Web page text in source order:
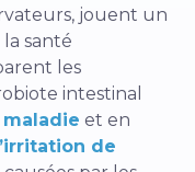
jouent un
santé
les
intestinal
et en
de